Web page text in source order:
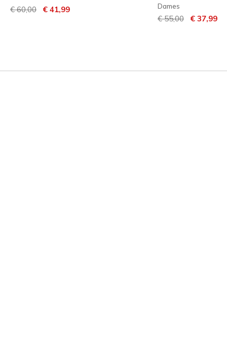
Prijs verlaagd van
€ 60,00 naar
€ 41,99 Dames
Prijs verlaagd van
€ 55,00naar
€ 37,99